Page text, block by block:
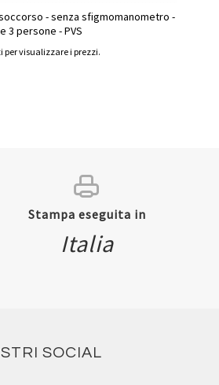
- senza sfigmomanometro -
3 persone - PVS
per visualizzare i prezzi.
Stampa eseguita in
Italia
SOCIAL